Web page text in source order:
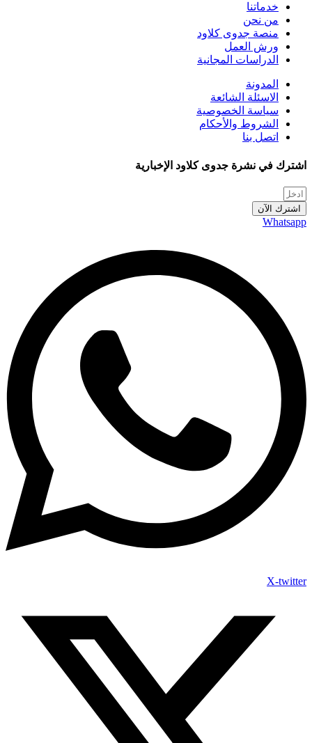
خدماتنا
من نحن
منصة جدوى كلاود
ورش العمل
الدراسات المجانية
المدونة
الاسئلة الشائعة
سياسة الخصوصية
الشروط والأحكام
اتصل بنا
اشترك في نشرة جدوى كلاود الإخبارية
اشترك الآن
Whatsapp
X-twitter